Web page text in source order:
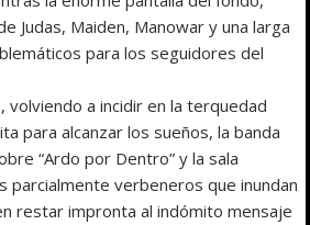
Judas, Maiden, Manowar y una larga
para los seguidores del
volviendo a incidir en la terquedad
para alcanzar los sueños, la banda
“Ardo por Dentro” y la sala
parcialmente verbeneros que inundan
restar impronta al indómito mensaje